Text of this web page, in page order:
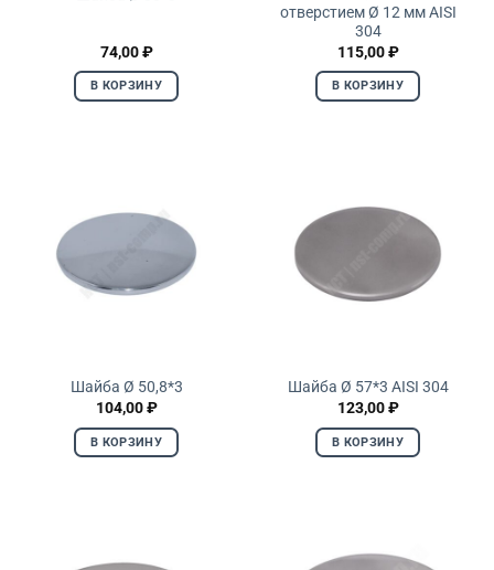
74,00₽
В КОРЗИНУ
отверстием Ø 12 мм AISI
304
115,00₽
В КОРЗИНУ
Шайба Ø 50,8*3
104,00₽
В КОРЗИНУ
Шайба Ø 57*3 AISI 304
123,00₽
В КОРЗИНУ